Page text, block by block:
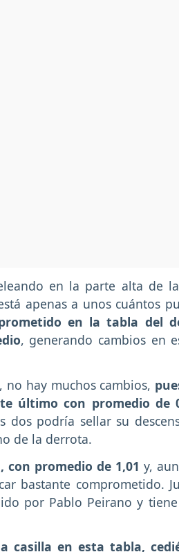
en la parte alta de
apenas a unos cuántos
en la tabla del
, generando cambios en
no hay muchos cambios,
último con promedio de
dos podría sellar su
de la derrota.
promedio de 1,01 y,
bastante comprometido.
por Pablo Peirano y
casilla en esta tabla,